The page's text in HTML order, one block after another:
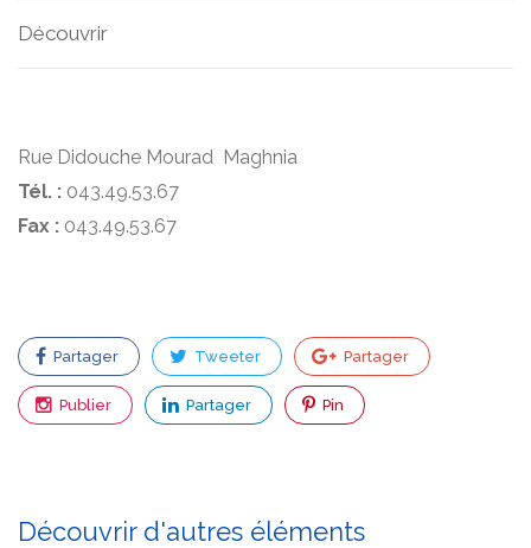
Découvrir
Rue Didouche Mourad Maghnia
Tél. : 043.49.53.67
Fax : 043.49.53.67
Partager Tweeter Partager
Publier Partager Pin
Découvrir d'autres éléments